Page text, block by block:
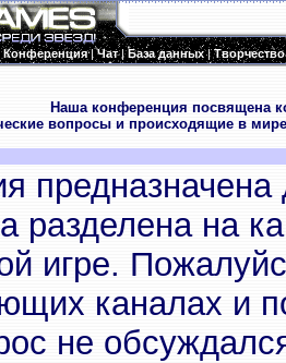
Конференция|Чат|База данных|Творчество
Наша конференция посвящена
вопросы и происходящие в
разделена на
игре.
каналах и
не